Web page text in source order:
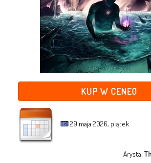
KUP W CENEO
29 maja 2026, piątek
Arysta: